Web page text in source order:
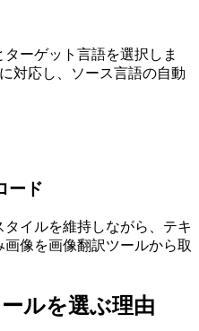
ーゲット言語を選択しま
対応し、ソース言語の自動
ード
イルを維持しながら、テキ
像を画像翻訳ツールから取
ルを選ぶ理由